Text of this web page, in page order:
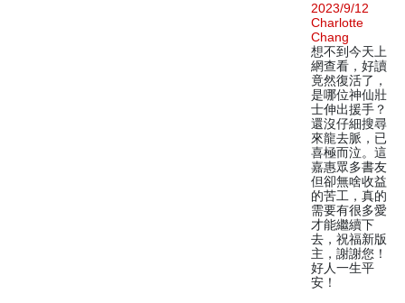
2023/9/12
Charlotte
Chang
想不到今天上
網查看，好讀
竟然復活了，
是哪位神仙壯
士伸出援手？
還沒仔細搜尋
來龍去脈，已
喜極而泣。這
嘉惠眾多書友
但卻無啥收益
的苦工，真的
需要有很多愛
才能繼續下
去，祝福新版
主，謝謝您！
好人一生平
安！